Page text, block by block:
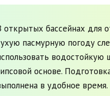
открытых бассейнах для
пасмурную погоду
водостойкую
основе.
в удобное время.